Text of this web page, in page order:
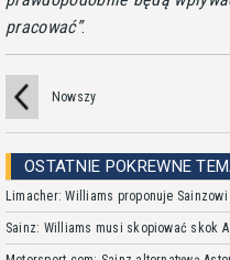
pracować .
Nowszy
OSTATNIE POKREWNE
Limacher: Williams proponuje
Sainz: Williams musi skopiować skok